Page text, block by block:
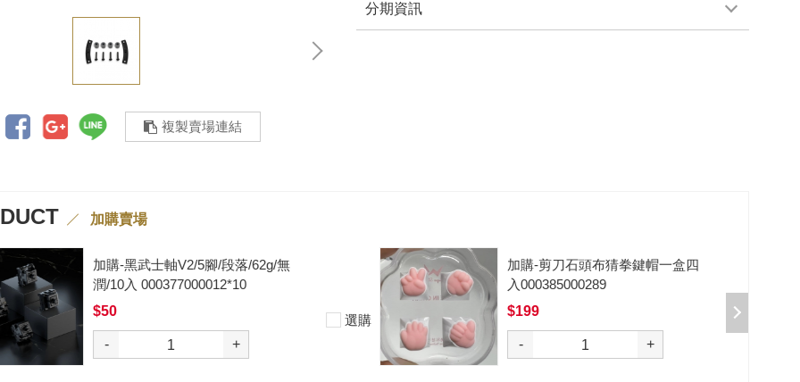
複製賣場連結
分期資訊
加購賣場
加購-黑武士軸V2/5腳/段落/62g/無
潤/10入 000377000012*10
$50
- +
選購
加購-剪刀石頭布猜拳鍵帽一盒四
入000385000289
$199
- +